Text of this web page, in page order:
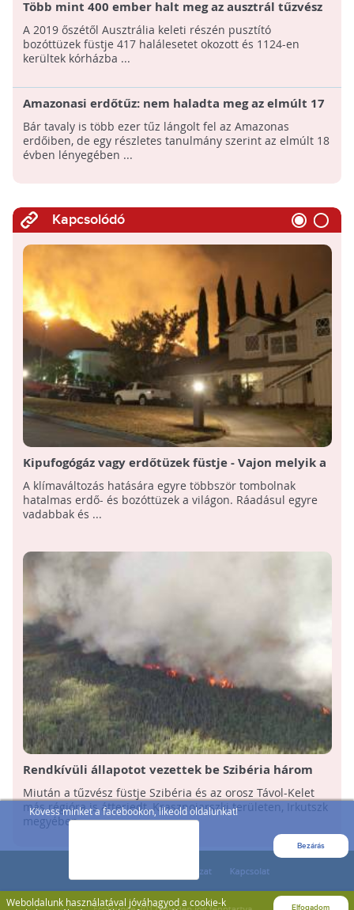
Kövess minket a facebookon, likeold oldalunkat!
Bezárás
Weboldalunk használatával jóváhagyod a cookie-k
Elfogadom
Több mint 400 ember halt meg az ausztrál tűzvész
füstjétől
A 2019 őszétől Ausztrália keleti részén pusztító
bozóttüzek füstje 417 halálesetet okozott és 1124-en
kerültek kórházba ...
Amazonasi erdőtűz: nem haladta meg az elmúlt 17
év átlagát az erdők pusztulásának mértéke
Bár tavaly is több ezer tűz lángolt fel az Amazonas
erdőiben, de egy részletes tanulmány szerint az elmúlt 18
évben lényegében ...
Kapcsolódó
Kipufogógáz vagy erdőtüzek füstje - Vajon melyik a
károsabb?
A klímaváltozás hatására egyre többször tombolnak
hatalmas erdő- és bozóttüzek a világon. Ráadásul egyre
vadabbak és ...
Rendkívüli állapotot vezettek be Szibéria három
régiójában a tomboló erdőtüzek miatt
Miután a tűzvész füstje Szibéria és az orosz Távol-Kelet
más régióra is átterjedt, Krasznojarszki területen, Irkutszk
megyében ...